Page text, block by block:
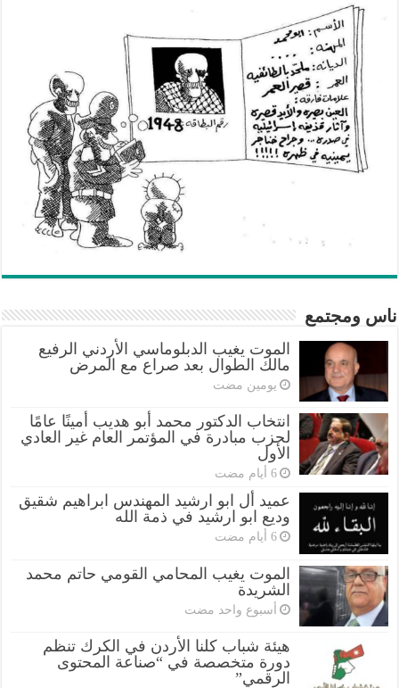
ناس ومجتمع
الموت يغيب الدبلوماسي الأردني الرفيع
مالك الطوال بعد صراع مع المرض
‏يومين مضت
انتخاب الدكتور محمد أبو هديب أمينًا عامًا
لحزب مبادرة في المؤتمر العام غير العادي
الأول
‏6 أيام مضت
عميد أل ابو ارشيد المهندس ابراهيم شقيق
وديع ابو ارشيد في ذمة الله
‏6 أيام مضت
الموت يغيب المحامي القومي حاتم محمد
الشريدة
‏أسبوع واحد مضت
هيئة شباب كلنا الأردن في الكرك تنظم
دورة متخصصة في “صناعة المحتوى
الرقمي”